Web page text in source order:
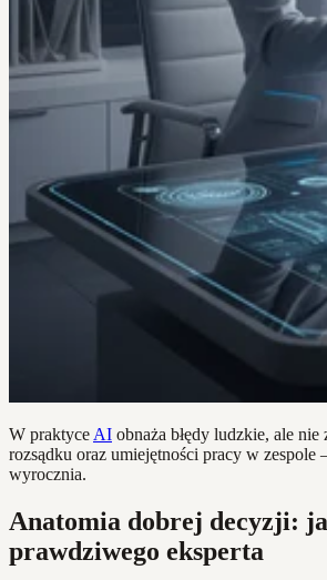
W praktyce AI obnaża błędy ludzkie, ale nie
rozsądku oraz umiejętności pracy w zespole
wyrocznia.
Anatomia dobrej decyzji:
prawdziwego eksperta